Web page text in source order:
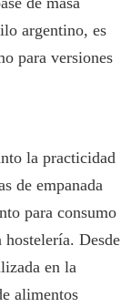
argentino, es
para versiones
la practicidad
de empanada
para consumo
Desde
en la
alimentos